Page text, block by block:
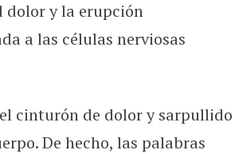
dolor y la erupción
a las células nerviosas
cinturón de dolor y sarpullido
De hecho, las palabras